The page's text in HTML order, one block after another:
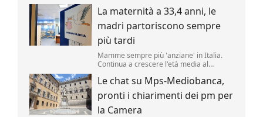
Kramatorsk, nell'Ucraina orientale, a
causa dell'intensificarsi degli attacchi
russi, mentre le truppe di Mosca
avanzano nelle vicinanze.
La maternità a 33,4 anni, le
madri partoriscono sempre
più tardi
Mamme sempre più 'anziane' in Italia.
Continua a crescere l'età media al
per le italiane nel 2025 (era 33,3 nel
2024) e 31,4 anni per le cittadine
straniere.
Le chat su Mps-Mediobanca,
pronti i chiarimenti dei pm per
la Camera